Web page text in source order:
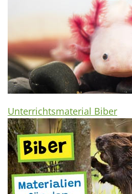
Unterrichtsmaterial Biber